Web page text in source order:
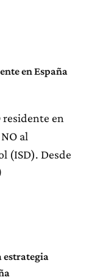
en España
en
al
(ISD). Desde
estrategia